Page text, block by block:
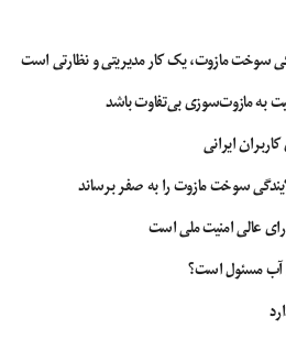
سوخت مازوت، یک کار مدیریتی و نظارتی است
به مازوت‌سوزی بی‌تفاوت باشد
ایرانی
سوخت مازوت را به صفر برساند
عالی امنیت ملی است
آب مسئول است؟